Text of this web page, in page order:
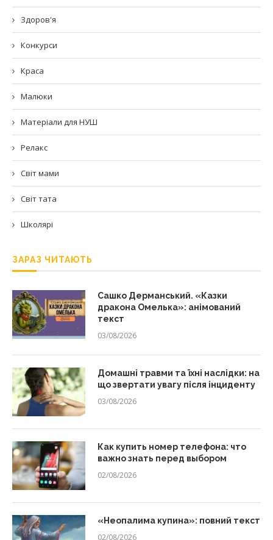
Здоров'я
Конкурси
Краса
Малюки
Матеріали для НУШ
Релакс
Світ мами
Світ тата
Школярі
ЗАРАЗ ЧИТАЮТЬ
Сашко Дерманський. «Казки
дракона Омелька»: анімований
текст
03/08/2026
Домашні травми та їхні наслідки: на
що звертати увагу після інциденту
03/08/2026
Как купить номер телефона: что
важно знать перед выбором
02/08/2026
«Неопалима купина»: повний текст
02/08/2026